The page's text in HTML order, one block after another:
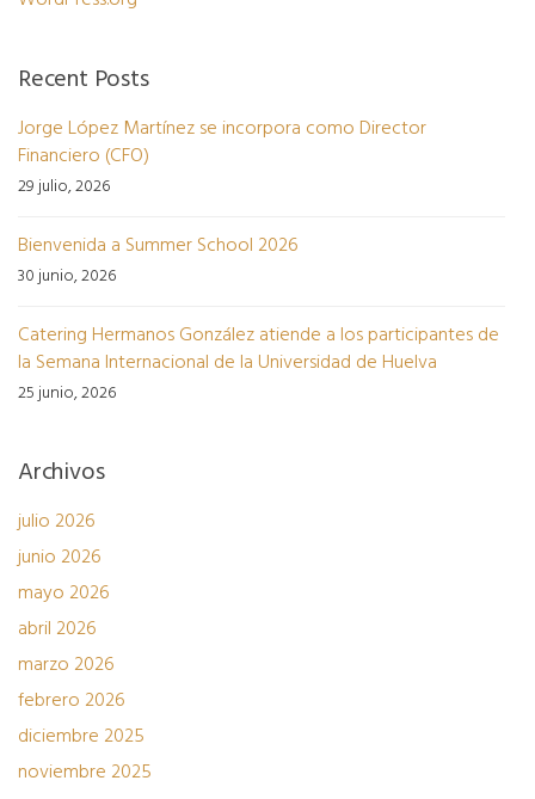
Recent Posts
Jorge López Martínez se incorpora como Director
Financiero (CFO)
29 julio, 2026
Bienvenida a Summer School 2026
30 junio, 2026
Catering Hermanos González atiende a los participantes de
la Semana Internacional de la Universidad de Huelva
25 junio, 2026
Archivos
julio 2026
junio 2026
mayo 2026
abril 2026
marzo 2026
febrero 2026
diciembre 2025
noviembre 2025